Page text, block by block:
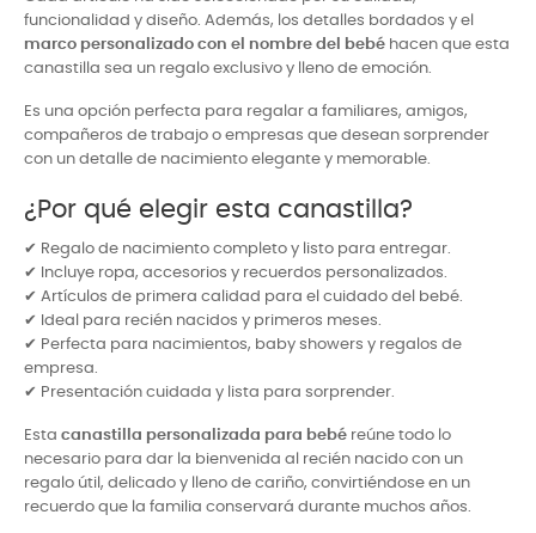
funcionalidad y diseño. Además, los detalles bordados y el
marco personalizado con el nombre del bebé hacen que esta
canastilla sea un regalo exclusivo y lleno de emoción.
Es una opción perfecta para regalar a familiares, amigos,
compañeros de trabajo o empresas que desean sorprender
con un detalle de nacimiento elegante y memorable.
¿Por qué elegir esta canastilla?
✔ Regalo de nacimiento completo y listo para entregar.
✔ Incluye ropa, accesorios y recuerdos personalizados.
✔ Artículos de primera calidad para el cuidado del bebé.
✔ Ideal para recién nacidos y primeros meses.
✔ Perfecta para nacimientos, baby showers y regalos de
empresa.
✔ Presentación cuidada y lista para sorprender.
Esta canastilla personalizada para bebé reúne todo lo
necesario para dar la bienvenida al recién nacido con un
regalo útil, delicado y lleno de cariño, convirtiéndose en un
recuerdo que la familia conservará durante muchos años.